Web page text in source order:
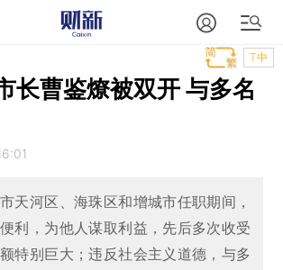
T中
长曹鉴燎被双开 与多名
天河区、海珠区和增城市任职期间，
利，为他人谋取利益，先后多次收受
特别巨大；违反社会主义道德，与多